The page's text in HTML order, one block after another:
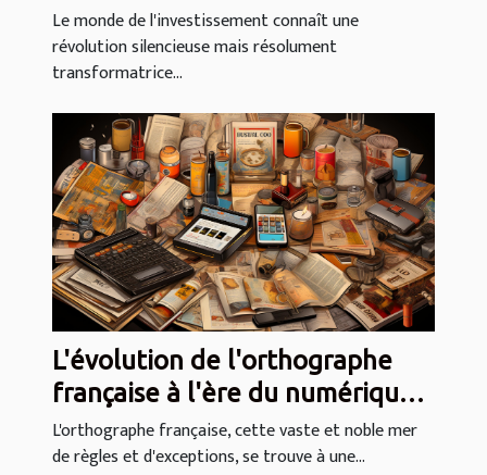
l'investissement
Le monde de l'investissement connaît une
révolution silencieuse mais résolument
transformatrice...
L'évolution de l'orthographe
française à l'ère du numérique
et des correcteurs
automatiques
L'orthographe française, cette vaste et noble mer
de règles et d'exceptions, se trouve à une...